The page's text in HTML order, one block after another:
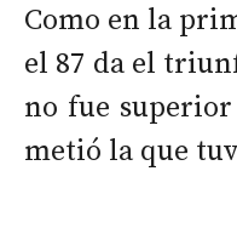
Como en la
el 87 da el
no fue
metió la que